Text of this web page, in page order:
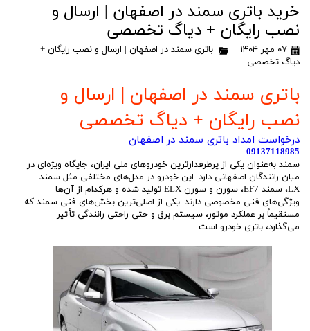
خرید باتری سمند در اصفهان | ارسال و
نصب رایگان + دیاگ تخصصی
۰۷ مهر ۱۴۰۴
باتری سمند در اصفهان | ارسال و نصب رایگان +
دیاگ تخصصی
باتری سمند در اصفهان | ارسال و
نصب رایگان + دیاگ تخصصی
درخواست امداد باتری سمند در اصفهان
09137118985
سمند به‌عنوان یکی از پرطرفدارترین خودروهای ملی ایران، جایگاه ویژه‌ای در
میان رانندگان اصفهانی دارد. این خودرو در مدل‌های مختلفی مثل سمند
LX، سمند EF7، سورن و سورن ELX تولید شده و هرکدام از آن‌ها
ویژگی‌های فنی مخصوصی دارند. یکی از اصلی‌ترین بخش‌های فنی سمند که
مستقیماً بر عملکرد موتور، سیستم برق و حتی راحتی رانندگی تأثیر
می‌گذارد، باتری خودرو است.